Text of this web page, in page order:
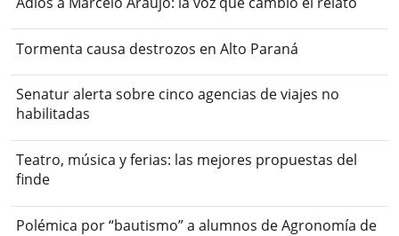
Tormenta causa destrozos en Alto Paraná
Senatur alerta sobre cinco agencias de viajes no
habilitadas
Teatro, música y ferias: las mejores propuestas del
finde
Polémica por “bautismo” a alumnos de Agronomía de